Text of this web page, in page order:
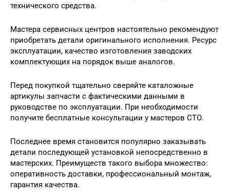
технического средства.
Мастера сервисных центров настоятельно рекомендуют
приобретать детали оригинального исполнения. Ресурс
эксплуатации, качество изготовления заводских
комплектующих на порядок выше аналогов.
Перед покупкой тщательно сверяйте каталожные
артикулы запчасти с фактическими данными в
руководстве по эксплуатации. При необходимости
получите бесплатные консультации у мастеров СТО.
Последнее время становится популярно заказывать
детали последующей установкой непосредственно в
мастерских. Преимуществ такого выбора множество:
оперативность доставки, профессиональный монтаж,
гарантия качества.